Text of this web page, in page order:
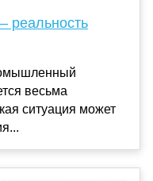
весьма
ситуация может